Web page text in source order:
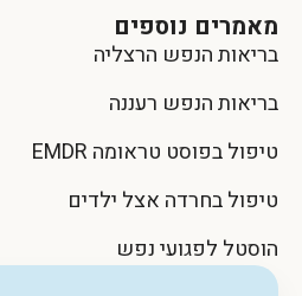
מאמרים נוספים
בריאות הנפש הרצליה
בריאות הנפש רעננה
טיפול בפוסט טראומה EMDR
טיפול בחרדה אצל ילדים
הוסטל לפגועי נפש